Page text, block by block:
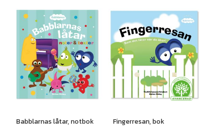
Babblarnas låtar, notbok Fingerresan, bok